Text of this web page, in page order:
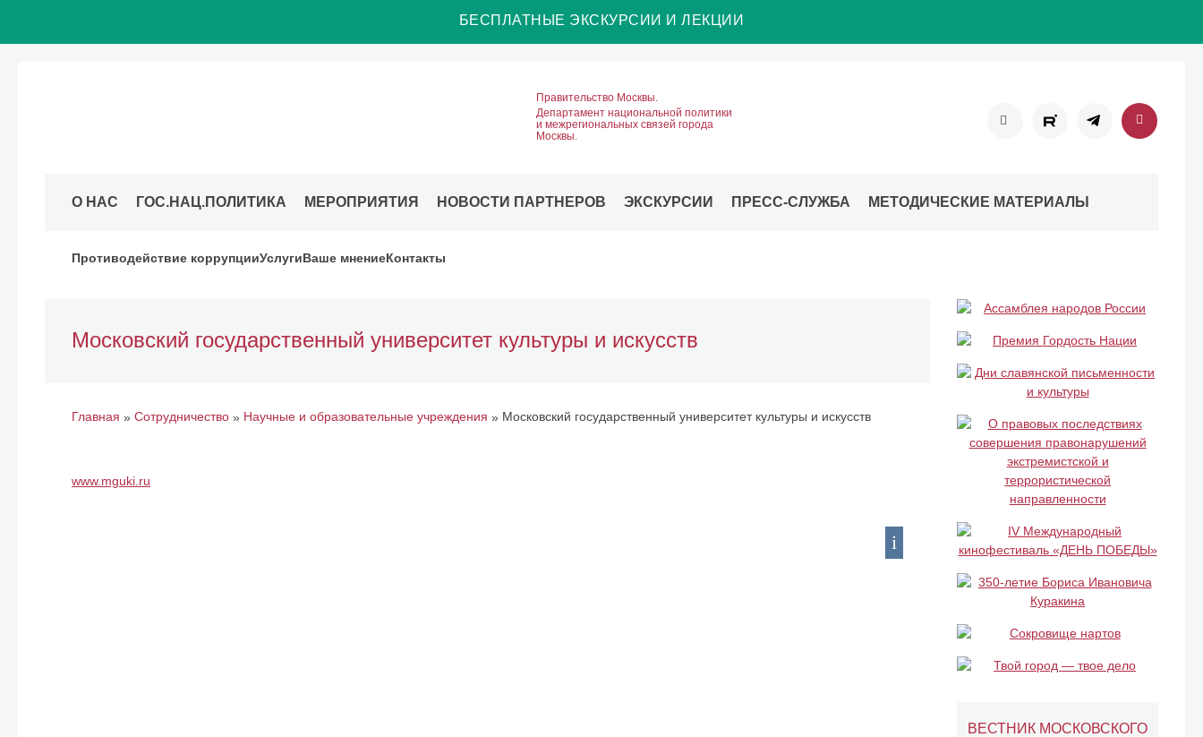
БЕСПЛАТНЫЕ ЭКСКУРСИИ И ЛЕКЦИИ
Правительство Москвы.
Департамент национальной политики
и межрегиональных связей города
Москвы.
О НАС ГОС.НАЦ.ПОЛИТИКА МЕРОПРИЯТИЯ НОВОСТИ ПАРТНЕРОВ ЭКСКУРСИИ ПРЕСС-СЛУЖБА МЕТОДИЧЕСКИЕ МАТЕРИАЛЫ
Противодействие коррупцииУслугиВаше мнениеКонтакты
Московский государственный университет культуры и искусств
Главная » Сотрудничество » Научные и образовательные учреждения » Московский государственный университет культуры и искусств
www.mguki.ru
ВЕСТНИК МОСКОВСКОГО